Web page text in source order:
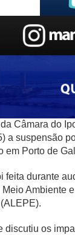
Câmara do
a suspensão
em Porto de
feita durante
Ambiente
discutiu os